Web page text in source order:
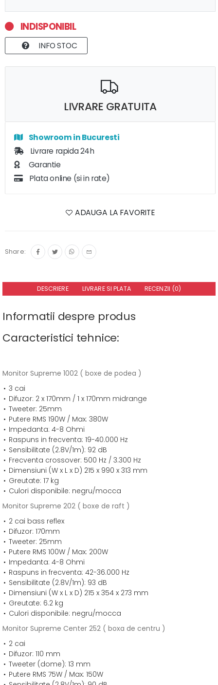
INDISPONIBIL
INFO STOC
LIVRARE GRATUITA
Showroom in Bucuresti
Livrare rapida 24h
Garantie
Plata online (si in rate)
ADAUGA LA FAVORITE
Share:
DESCRIERE LIVRARE SI PLATA RECENZII (0)
Informatii despre produs
Caracteristici tehnice:
Monitor Supreme 1002 ( boxe de podea )
3 cai
Difuzor: 2 x 170mm / 1 x 170mm midrange
Tweeter: 25mm
Putere RMS 190W / Max: 380W
Impedanta: 4-8 Ohmi
Raspuns in frecventa: 19-40.000 Hz
Sensibilitate (2.8V/1m): 92 dB
Frecventa crossover: 500 Hz / 3.300 Hz
Dimensiuni (W x L x D) 215 x 990 x 313 mm
Greutate: 17 kg
Culori disponibile: negru/mocca
Monitor Supreme 202 ( boxe de raft )
2 cai bass reflex
Difuzor: 170mm
Tweeter: 25mm
Putere RMS 100W / Max: 200W
Impedanta: 4-8 Ohmi
Raspuns in frecventa: 42-36.000 Hz
Sensibilitate (2.8V/1m): 93 dB
Dimensiuni (W x L x D) 215 x 354 x 273 mm
Greutate: 6.2 kg
Culori disponibile: negru/mocca
Monitor Supreme Center 252 ( boxa de centru )
2 cai
Difuzor: 110 mm
Tweeter (dome): 13 mm
Putere RMS 75W / Max: 150W